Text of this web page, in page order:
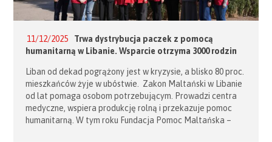
11/12/2025
Trwa dystrybucja paczek z pomocą
humanitarną w Libanie. Wsparcie otrzyma 3000 rodzin
Liban od dekad pogrążony jest w kryzysie, a blisko 80 proc.
mieszkańców żyje w ubóstwie. Zakon Maltański w Libanie
od lat pomaga osobom potrzebującym. Prowadzi centra
medyczne, wspiera produkcję rolną i przekazuje pomoc
humanitarną. W tym roku Fundacja Pomoc Maltańska –